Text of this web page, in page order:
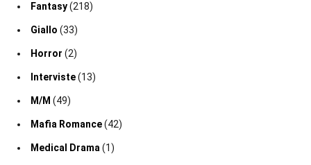
Fantasy(218)
Giallo (33)
Horror (2)
Interviste(13)
M/M (49)
Mafia Romance(42)
Medical Drama (1)